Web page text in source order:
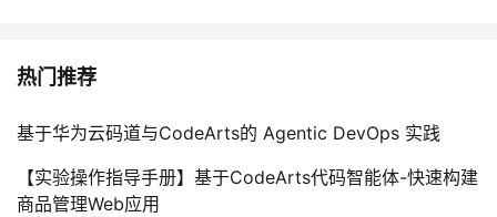
热门推荐
基于华为云码道与CodeArts的 Agentic DevOps 实践
【实验操作指导手册】基于CodeArts代码智能体-快速构建
商品管理Web应用